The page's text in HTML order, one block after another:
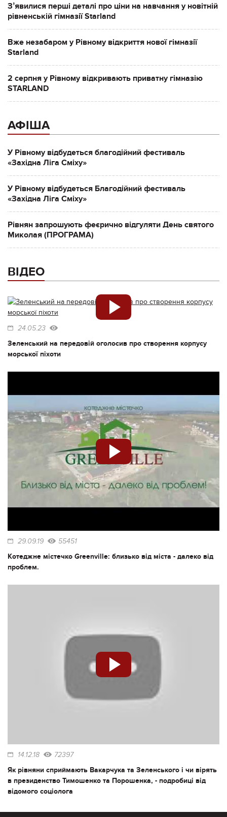
Зʼявилися перші деталі про ціни на навчання у новітній
рівненській гімназії Starland
Вже незабаром у Рівному відкриття нової гімназії
Starland
2 серпня у Рівному відкривають приватну гімназію
STARLAND
АФІША
У Рівному відбудеться благодійний фестиваль
«Західна Ліга Сміху»
У Рівному відбудеться Благодійний фестиваль
«Західна Ліга Сміху»
Рівнян запрошують феєрично відгуляти День святого
Миколая (ПРОГРАМА)
ВІДЕО
24.05.23
Зеленський на передовій оголосив про створення корпусу
морської піхоти
29.09.19 55451
Котеджне містечко Greenville: близько від міста - далеко від
проблем.
14.12.18 72397
Як рівняни сприймають Вакарчука та Зеленського і чи вірять
в президенство Тимошенко та Порошенка, - подробиці від
відомого соціолога